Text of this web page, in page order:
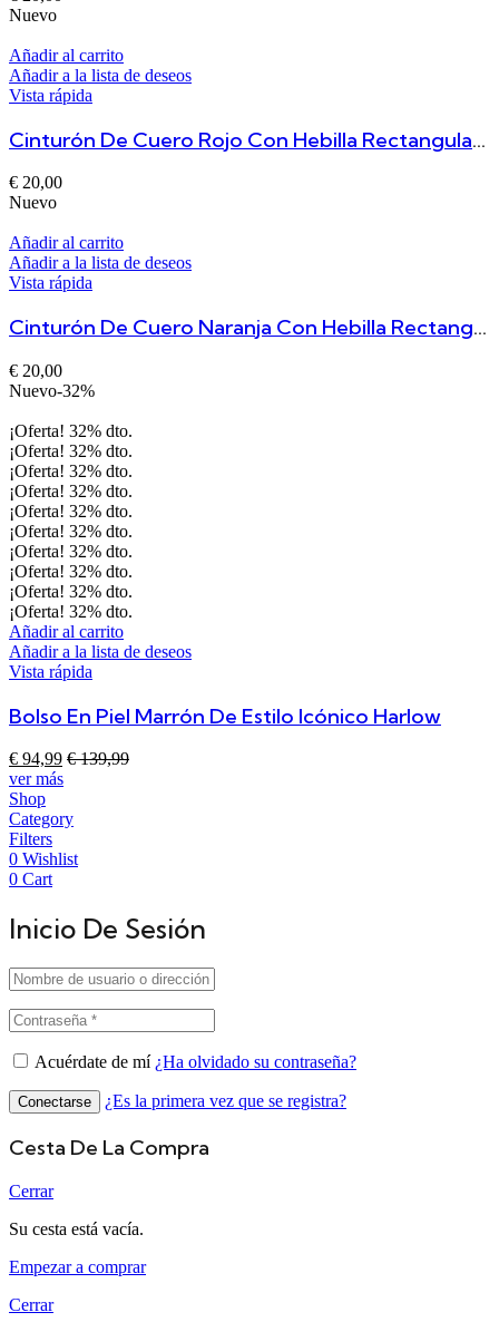
Nuevo
Añadir al carrito
Añadir a la lista de deseos
Vista rápida
Cinturón De Cuero Rojo Con Hebilla Rectangular Tallada Duero
€ 20,00
Nuevo
Añadir al carrito
Añadir a la lista de deseos
Vista rápida
Cinturón De Cuero Naranja Con Hebilla Rectangular Tallada Duero
€ 20,00
Nuevo-32%
¡Oferta! 32% dto.
¡Oferta! 32% dto.
¡Oferta! 32% dto.
¡Oferta! 32% dto.
¡Oferta! 32% dto.
¡Oferta! 32% dto.
¡Oferta! 32% dto.
¡Oferta! 32% dto.
¡Oferta! 32% dto.
¡Oferta! 32% dto.
Añadir al carrito
Añadir a la lista de deseos
Vista rápida
Bolso En Piel Marrón De Estilo Icónico Harlow
€ 94,99 €139,99
ver más
Shop
Category
Filters
0 Wishlist
0 Cart
Inicio De Sesión
Acuérdate de mí ¿Ha olvidado su contraseña?
Conectarse ¿Es la primera vez que se registra?
Cesta De La Compra
Cerrar
Su cesta está vacía.
Empezar a comprar
Cerrar